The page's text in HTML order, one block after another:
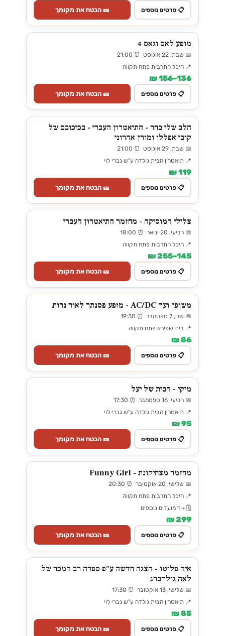
📋 פרטים נוספים 🎫 הבטח את מקומך
מופע לאס וגאס 4
📅 שבת, 22 אוגוסט ⏰ 21:00
📍 היכל התרבות פתח תקווה
136–156 ₪
📋 פרטים נוספים 🎫 הבטח את מקומך
הלב שלי בחר - התיאטרון העברי - בכיכובם של
קובי אפללו ומורן אהרוני
📅 שבת, 29 אוגוסט ⏰ 21:00
📍 תיאטרון הבית גולדה ע"ש גברי לוי
119 ₪
📋 פרטים נוספים 🎫 הבטח את מקומך
צלילי המוסיקה - מחזמר התיאטרון העברי
📅 רביעי, 20 ינואר ⏰ 18:00
📍 היכל התרבות פתח תקווה
145–255 ₪
📋 פרטים נוספים 🎫 הבטח את מקומך
משופן ועד AC/DC - מופע פסנתר לאור נרות
📅 שני, 7 ספטמבר ⏰ 19:30
📍 בית שפירא פתח תקווה
86 ₪
📋 פרטים נוספים 🎫 הבטח את מקומך
מיקי - הבית של יעל
📅 רביעי, 16 ספטמבר ⏰ 17:30
📍 תיאטרון הבית גולדה ע"ש גברי לוי
95 ₪
📋 פרטים נוספים 🎫 הבטח את מקומך
מחזמר מצחיקונת - Funny Girl
📅 שלישי, 20 אוקטובר ⏰ 20:30
📍 היכל התרבות פתח תקווה
🗓️ + 1 מועדים נוספים
299 ₪
📋 פרטים נוספים 🎫 הבטח את מקומך
איה פלוטו - הצגה חדשה ע"פ ספרה רב המכר של
לאה גולדברג
📅 שלישי, 13 אוקטובר ⏰ 17:30
📍 תיאטרון הבית גולדה ע"ש גברי לוי
85 ₪
📋 פרטים נוספים 🎫 הבטח את מקומך